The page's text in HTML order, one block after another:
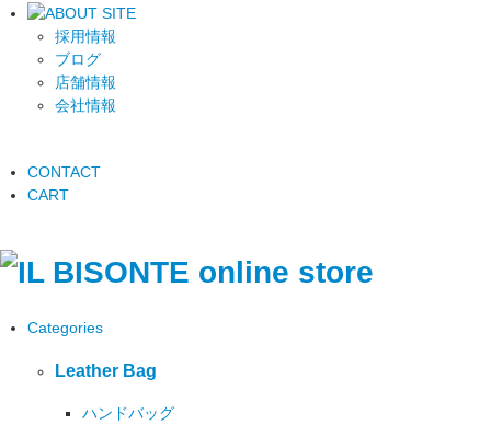
採用情報
ブログ
店舗情報
会社情報
CONTACT
CART
Categories
Leather Bag
ハンドバッグ